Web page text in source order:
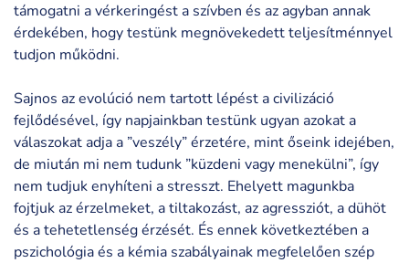
támogatni a vérkeringést a szívben és az agyban annak
érdekében, hogy testünk megnövekedett teljesítménnyel
tudjon működni.
Sajnos az evolúció nem tartott lépést a civilizáció
fejlődésével, így napjainkban testünk ugyan azokat a
válaszokat adja a ”veszély” érzetére, mint őseink idejében,
de miután mi nem tudunk ”küzdeni vagy menekülni”, így
nem tudjuk enyhíteni a stresszt. Ehelyett magunkba
fojtjuk az érzelmeket, a tiltakozást, az agressziót, a dühöt
és a tehetetlenség érzését. És ennek következtében a
pszichológia és a kémia szabályainak megfelelően szép